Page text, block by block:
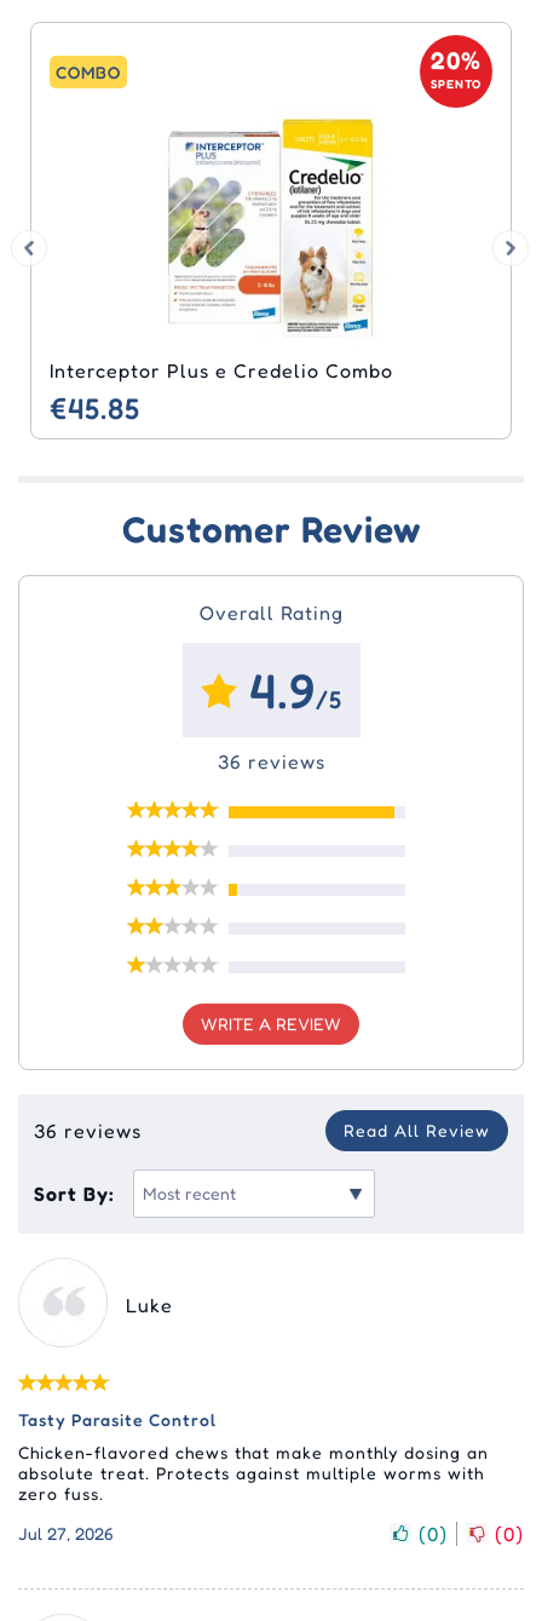
COMBO 20%
SPENTO
Interceptor Plus e Credelio Combo
€45.85
Customer Review
Overall Rating
4.9/5
36 reviews
WRITE A REVIEW
36 reviews Read All Review
Sort By:
Luke
Tasty Parasite Control
Chicken-flavored chews that make monthly dosing an
absolute treat. Protects against multiple worms with
zero fuss.
Jul 27, 2026
(0) (0)